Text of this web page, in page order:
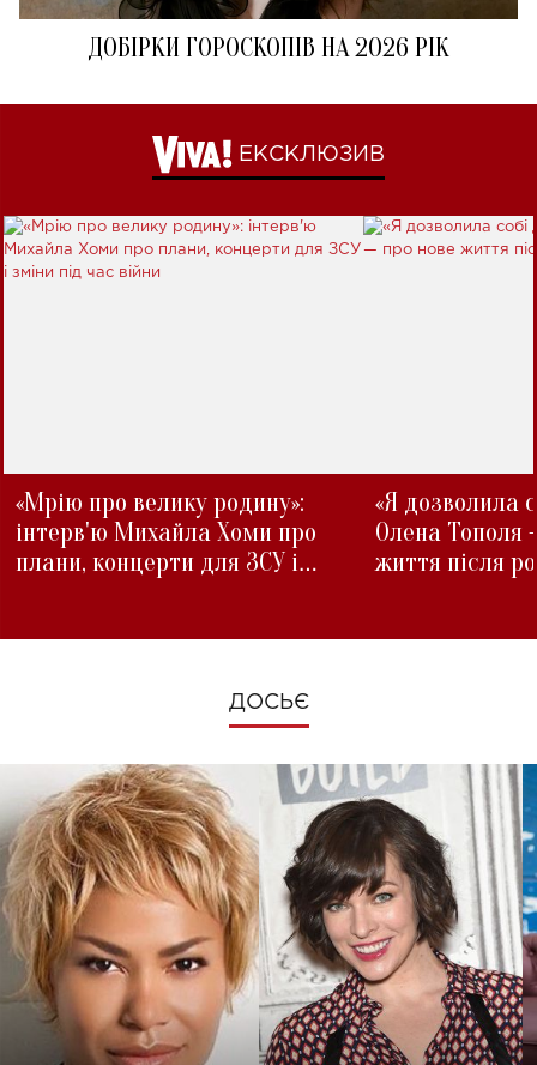
ДОБІРКИ ГОРОСКОПІВ НА 2026 РІК
ЕКСКЛЮЗИВ
«Мрію про велику родину»:
інтерв'ю Михайла Хоми про
плани, концерти для ЗСУ і
«Я дозволила
Олена Тополя
життя після
ДОСЬЄ